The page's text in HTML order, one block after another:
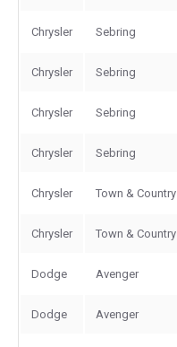
Chrysler Sebring
Chrysler Sebring
Chrysler Sebring
Chrysler Sebring
Chrysler Town & Country
Chrysler Town & Country
Dodge Avenger
Dodge Avenger